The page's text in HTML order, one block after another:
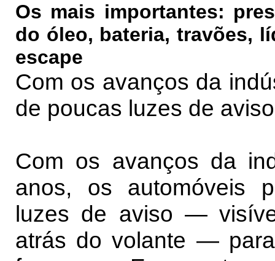
Os mais importantes:
do óleo, bateria, travões,
escape
Com os avanços da
de poucas luzes de
Com os avanços da
anos, os automóveis
luzes de aviso —
atrás do volante —